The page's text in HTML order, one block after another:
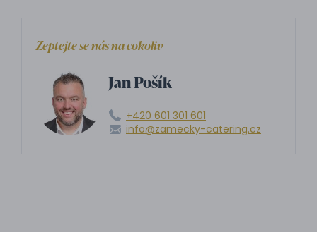
Zeptejte se nás na cokoliv
Jan Pošík
+420 601 301 601
info@zamecky-catering.cz